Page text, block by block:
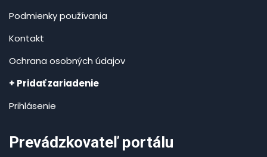
Podmienky používania
Kontakt
Ochrana osobných údajov
+ Pridať zariadenie
Prihlásenie
Prevádzkovateľ portálu